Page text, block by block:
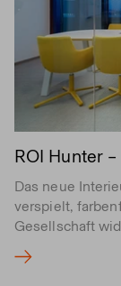
ROI Hunter –
Das neue
verspielt,
Gesellschaft